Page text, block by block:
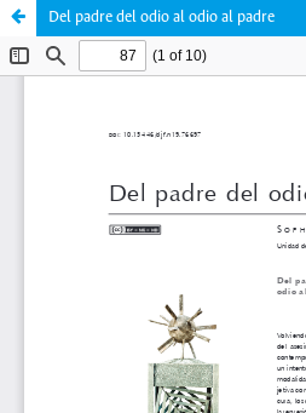
Del padre del odio al odio al padre